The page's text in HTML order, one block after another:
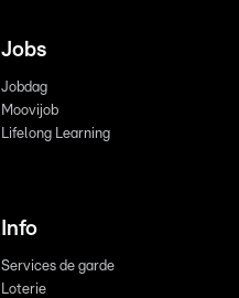
Jobs
Jobdag
Moovijob
Lifelong Learning
Info
Services de garde
Loterie